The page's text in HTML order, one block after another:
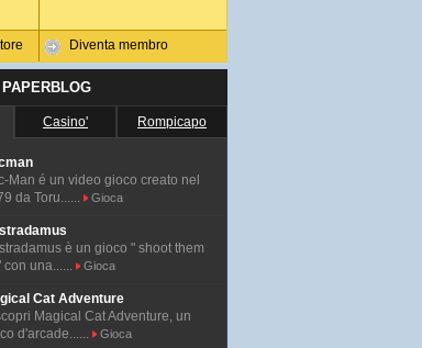
Diventa membro
PAPERBLOG
Casino' Rompicapo
Man é un video gioco creato nel
da Toru......
Gioca
è un gioco " shoot them
con una......
Gioca
Cat Adventure
Magical Cat Adventure, un
d'arcade......
Gioca